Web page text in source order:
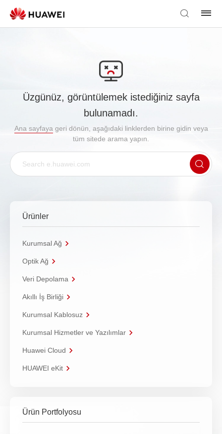
Üzgünüz, görüntülemek istediğiniz sayfa
bulunamadı.
Ana sayfaya geri dönün, aşağıdaki linklerden birine gidin veya
tüm sitede arama yapın.
Ürünler
Kurumsal Ağ
Optik Ağ
Veri Depolama
Akıllı İş Birliği
Kurumsal Kablosuz
Kurumsal Hizmetler ve Yazılımlar
Huawei Cloud
HUAWEI eKit
Ürün Portfolyosu